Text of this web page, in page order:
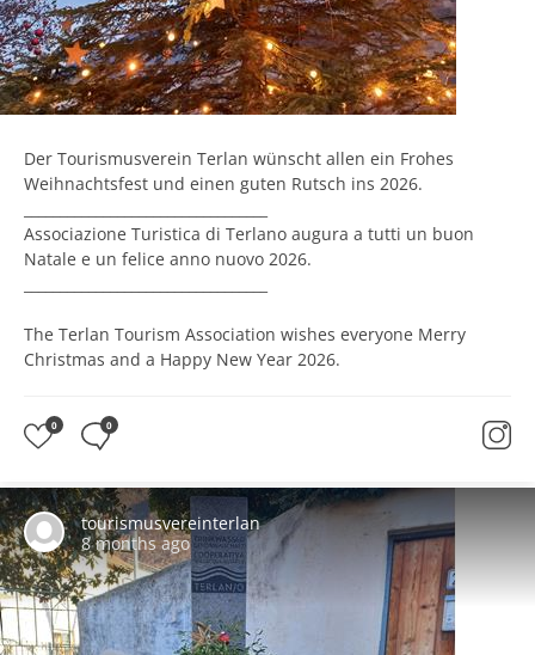
Der Tourismusverein Terlan wünscht allen ein Frohes
Weihnachtsfest und einen guten Rutsch ins 2026.
Associazione Turistica di Terlano augura a tutti un buon
Natale e un felice anno nuovo 2026.
The Terlan Tourism Association wishes everyone Merry
Christmas and a Happy New Year 2026.
0 0
tourismusvereinterlan
8 months ago